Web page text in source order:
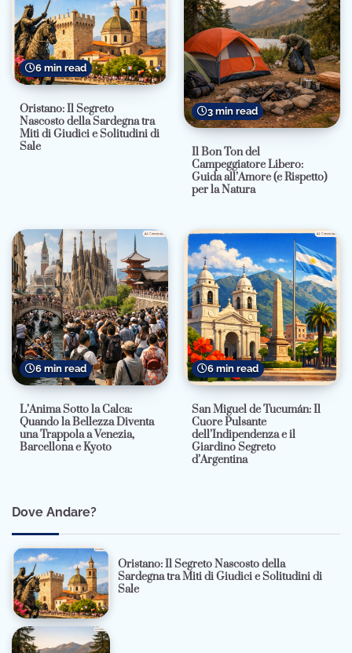
6 min read
Oristano: Il Segreto
Nascosto della Sardegna tra
Miti di Giudici e Solitudini di
Sale
3 min read
Il Bon Ton del
Campeggiatore Libero:
Guida all’Amore (e Rispetto)
per la Natura
6 min read
L’Anima Sotto la Calca:
Quando la Bellezza Diventa
una Trappola a Venezia,
Barcellona e Kyoto
6 min read
San Miguel de Tucumán: Il
Cuore Pulsante
dell’Indipendenza e il
Giardino Segreto
d’Argentina
Dove Andare?
Oristano: Il Segreto Nascosto della
Sardegna tra Miti di Giudici e Solitudini di
Sale